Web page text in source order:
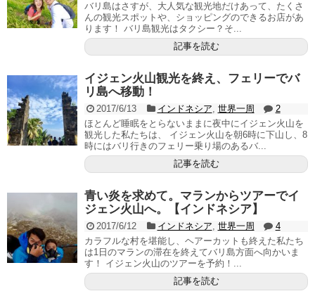
バリ島はさすが、大人気な観光地だけあって、たくさ
んの観光スポットや、ショッピングのできるお店があ
ります！ バリ島観光はタクシー？そ...
記事を読む
イジェン火山観光を終え、フェリーでバ
リ島へ移動！
2017/6/13 インドネシア, 世界一周
2
ほとんど睡眠をとらないままに夜中にイジェン火山を
観光した私たちは、 イジェン火山を朝6時に下山し、8
時にはバリ行きのフェリー乗り場のあるバ...
記事を読む
青い炎を求めて。マランからツアーでイ
ジェン火山へ。【インドネシア】
2017/6/12 インドネシア, 世界一周
4
カラフルな村を堪能し、ヘアーカットも終えた私たち
は1日のマランの滞在を終えてバリ島方面へ向かいま
す！ イジェン火山のツアーを予約！...
記事を読む